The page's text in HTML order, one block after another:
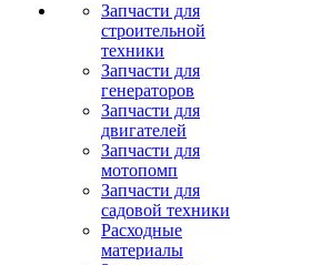
Запчасти для
строительной
техники
Запчасти для
генераторов
Запчасти для
двигателей
Запчасти для
мотопомп
Запчасти для
садовой техники
Расходные
материалы